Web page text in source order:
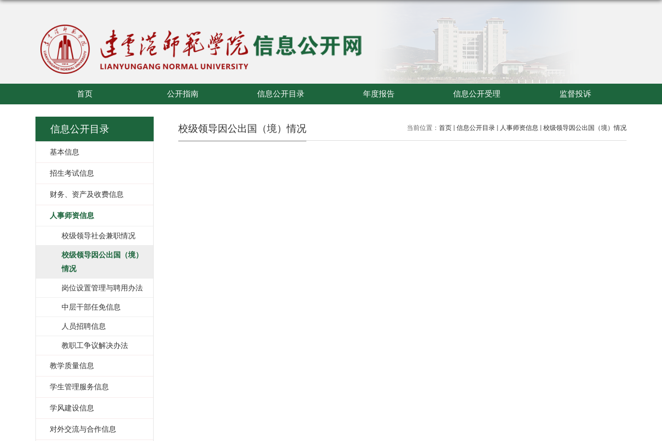
首页 公开指南 信息公开目录 年度报告 信息公开受理 监督投诉
信息公开目录
基本信息
招生考试信息
财务、资产及收费信息
人事师资信息
校级领导社会兼职情况
校级领导因公出国（境）
情况
岗位设置管理与聘用办法
中层干部任免信息
人员招聘信息
教职工争议解决办法
教学质量信息
学生管理服务信息
学风建设信息
对外交流与合作信息
当前位置： 首页 信息公开目录 人事师资信息 校级领导因公出国（境）情况
校级领导因公出国（境）情况